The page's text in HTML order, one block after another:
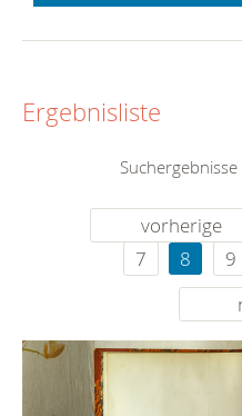
Ergebnisliste
vorherige
7
8 9